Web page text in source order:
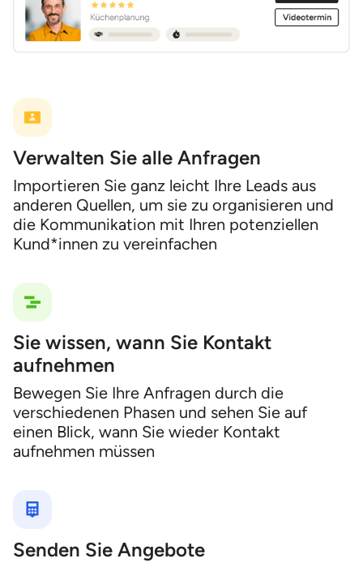
Verwalten Sie alle Anfragen
Importieren Sie ganz leicht Ihre Leads aus
anderen Quellen, um sie zu organisieren und
die Kommunikation mit Ihren potenziellen
Kund*innen zu vereinfachen
Sie wissen, wann Sie Kontakt
aufnehmen
Bewegen Sie Ihre Anfragen durch die
verschiedenen Phasen und sehen Sie auf
einen Blick, wann Sie wieder Kontakt
aufnehmen müssen
Senden Sie Angebote